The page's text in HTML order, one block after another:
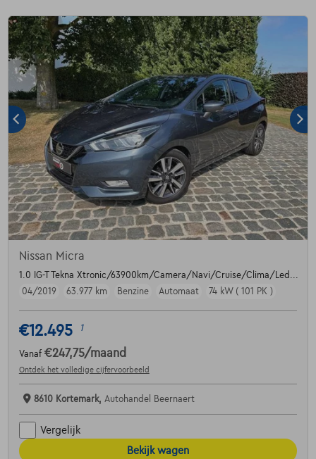
Nissan Micra
1.0 IG-T Tekna Xtronic/63900km/Camera/Navi/Cruise/Clima/Led...
04/2019
63.977 km Benzine Automaat 74 kW ( 101 PK )
€12.495 1
Vanaf €247,75/maand
Ontdek het volledige cijfervoorbeeld
8610 Kortemark, Autohandel Beernaert
Vergelijk
Bekijk wagen